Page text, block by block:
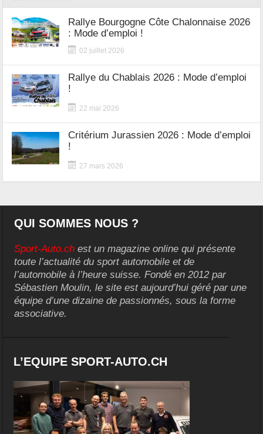
Rallye Bourgogne Côte Chalonnaise 2026
: Mode d’emploi !
02 juillet 2026
Rallye du Chablais 2026 : Mode d’emploi
!
22 mai 2026
Critérium Jurassien 2026 : Mode d’emploi
!
27 mars 2026
QUI SOMMES NOUS ?
Sport-Auto.ch est un magazine online qui présente
toute l’actualité du sport automobile et de
l’automobile à l’heure suisse. Fondé en 2012 par
Sébastien Moulin, le site est aujourd’hui géré par une
équipe d’une dizaine de passionnés, sous la forme
associative.
L’EQUIPE SPORT-AUTO.CH